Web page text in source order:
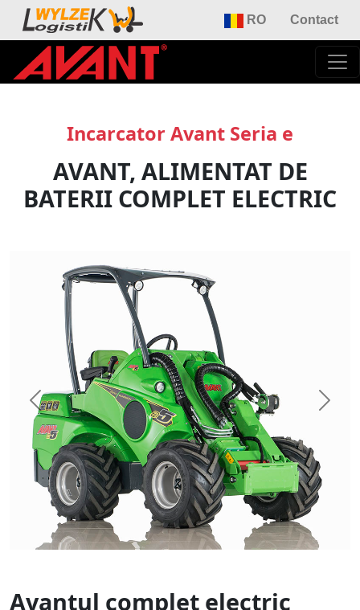
RO Contact
Incarcator Avant Seria e
AVANT, ALIMENTAT DE
BATERII COMPLET ELECTRIC
Previous Next
Avantul complet electric